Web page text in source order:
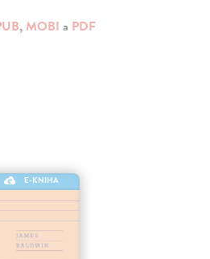
, MOBI a PDF
E-KNIHA